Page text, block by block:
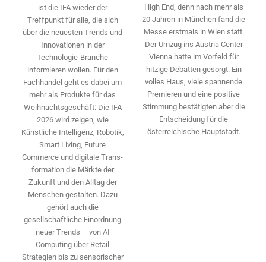
ist die IFA wieder der
Treffpunkt für alle, die sich
über die neuesten Trends und
Innovationen in der
Technologie-­Branche
informieren wollen. Für den
Fachhandel geht es dabei um
mehr als Produkte für das
Weihnachtsgeschäft: Die IFA
2026 wird ­zeigen, wie
Künstliche Intelligenz, Robotik,
Smart Living, Future
Commerce und digitale Trans­
formation die Märkte der
Zukunft und den Alltag der
Menschen gestalten. Dazu
gehört auch die
gesellschaftliche Einordnung
neuer Trends – von AI
Computing über Retail
Strategien bis zu sensorischer
High End, denn nach mehr als
20 Jahren in München fand die
Messe erstmals in Wien statt.
Der Umzug ins Austria Center
Vienna hatte im Vorfeld für
hitzige Debatten gesorgt. Ein
volles Haus, viele spannende
Premieren und eine positive
Stimmung bestätigten aber die
Entscheidung für die
österreichische Hauptstadt.